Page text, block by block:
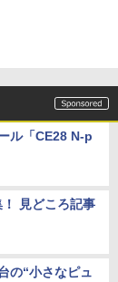
ル「CE28 N-p
見どころ記事
の“小さなピュ